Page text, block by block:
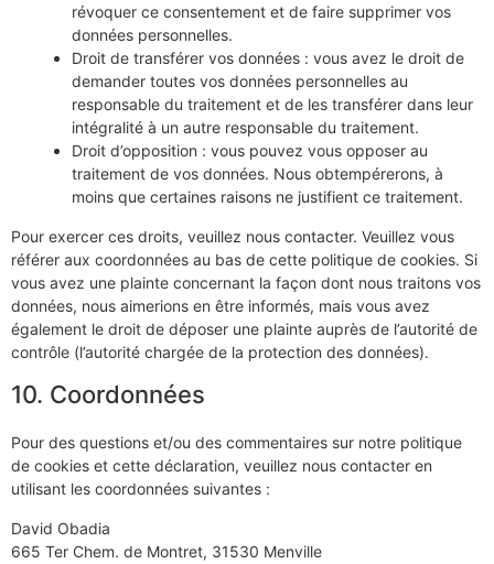
révoquer ce consentement et de faire supprimer vos
données personnelles.
Droit de transférer vos données : vous avez le droit de
demander toutes vos données personnelles au
responsable du traitement et de les transférer dans leur
intégralité à un autre responsable du traitement.
Droit d’opposition : vous pouvez vous opposer au
traitement de vos données. Nous obtempérerons, à
moins que certaines raisons ne justifient ce traitement.
Pour exercer ces droits, veuillez nous contacter. Veuillez vous
référer aux coordonnées au bas de cette politique de cookies. Si
vous avez une plainte concernant la façon dont nous traitons vos
données, nous aimerions en être informés, mais vous avez
également le droit de déposer une plainte auprès de l’autorité de
contrôle (l’autorité chargée de la protection des données).
10. Coordonnées
Pour des questions et/ou des commentaires sur notre politique
de cookies et cette déclaration, veuillez nous contacter en
utilisant les coordonnées suivantes :
David Obadia
665 Ter Chem. de Montret, 31530 Menville